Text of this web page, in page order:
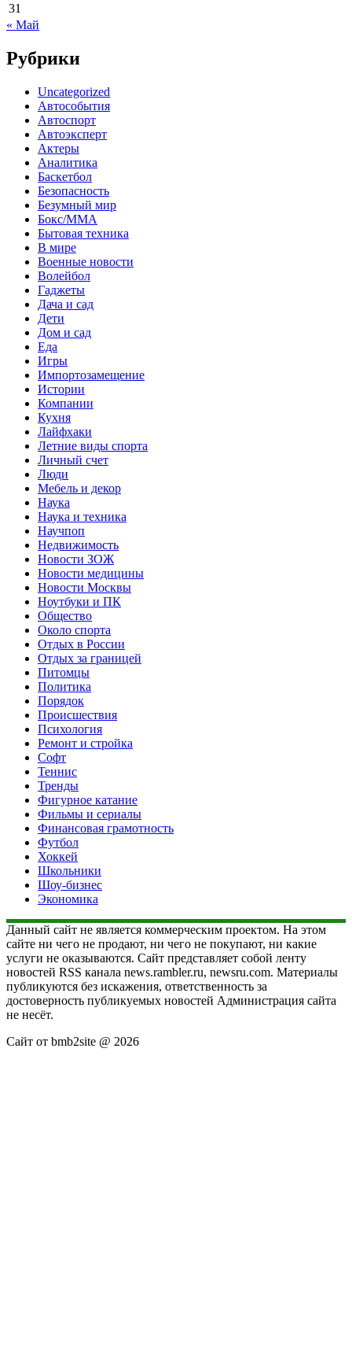
31
« Май
Рубрики
Uncategorized
Автособытия
Автоспорт
Автоэксперт
Актеры
Аналитика
Баскетбол
Безопасность
Безумный мир
Бокс/MMA
Бытовая техника
В мире
Военные новости
Волейбол
Гаджеты
Дача и сад
Дети
Дом и сад
Еда
Игры
Импортозамещение
Истории
Компании
Кухня
Лайфхаки
Летние виды спорта
Личный счет
Люди
Мебель и декор
Наука
Наука и техника
Научпоп
Недвижимость
Новости ЗОЖ
Новости медицины
Новости Москвы
Ноутбуки и ПК
Общество
Около спорта
Отдых в России
Отдых за границей
Питомцы
Политика
Порядок
Происшествия
Психология
Ремонт и стройка
Софт
Теннис
Тренды
Фигурное катание
Фильмы и сериалы
Финансовая грамотность
Футбол
Хоккей
Школьники
Шоу-бизнес
Экономика
Данный сайт не является коммерческим проектом. На этом
сайте ни чего не продают, ни чего не покупают, ни какие
услуги не оказываются. Сайт представляет собой ленту
новостей RSS канала news.rambler.ru, newsru.com. Материалы
публикуются без искажения, ответственность за
достоверность публикуемых новостей Администрация сайта
не несёт.
Сайт от bmb2site @ 2026